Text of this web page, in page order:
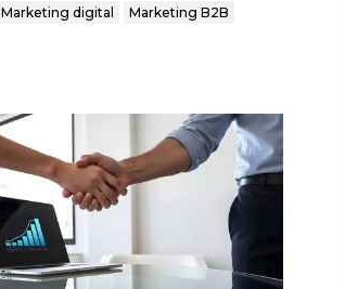
Marketing digital Marketing B2B